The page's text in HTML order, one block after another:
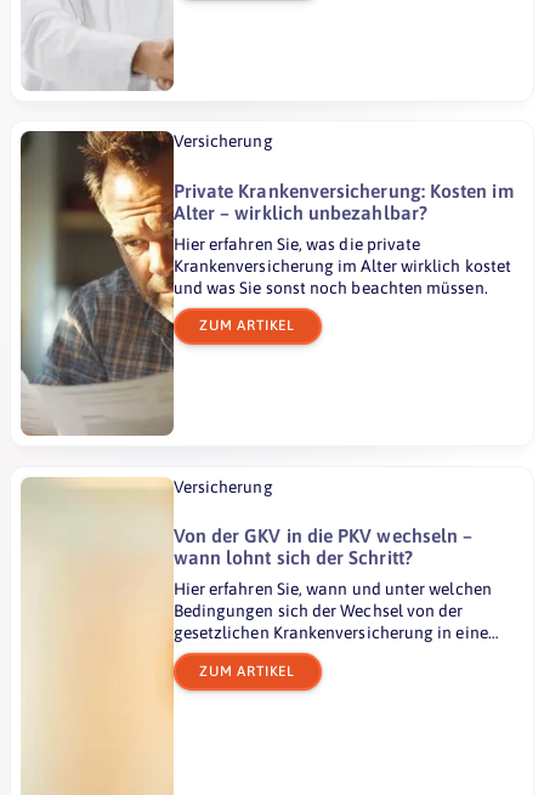
Versicherung
Private Krankenversicherung: Kosten im
Alter – wirklich unbezahlbar?
Hier erfahren Sie, was die private
Krankenversicherung im Alter wirklich kostet
und was Sie sonst noch beachten müssen.
ZUM ARTIKEL
Versicherung
Von der GKV in die PKV wechseln –
wann lohnt sich der Schritt?
Hier erfahren Sie, wann und unter welchen
Bedingungen sich der Wechsel von der
gesetzlichen Krankenversicherung in eine
private Krankenversicherung lohnt.
ZUM ARTIKEL